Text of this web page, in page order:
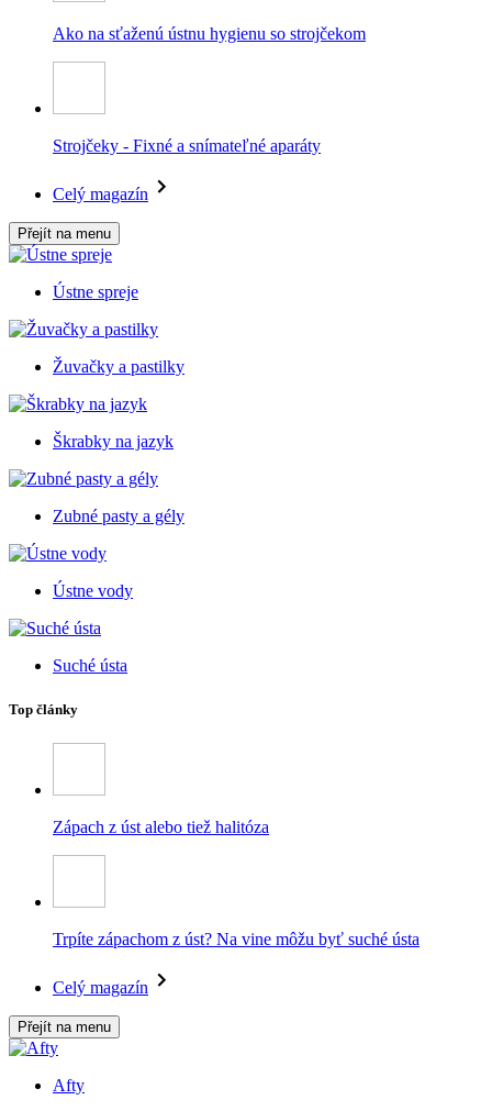
Ako na sťaženú ústnu hygienu so strojčekom
Strojčeky - Fixné a snímateľné aparáty
Celý magazín
Přejít na menu
Ústne spreje
Žuvačky a pastilky
Škrabky na jazyk
Zubné pasty a gély
Ústne vody
Suché ústa
Top články
Zápach z úst alebo tiež halitóza
Trpíte zápachom z úst? Na vine môžu byť suché ústa
Celý magazín
Přejít na menu
Afty